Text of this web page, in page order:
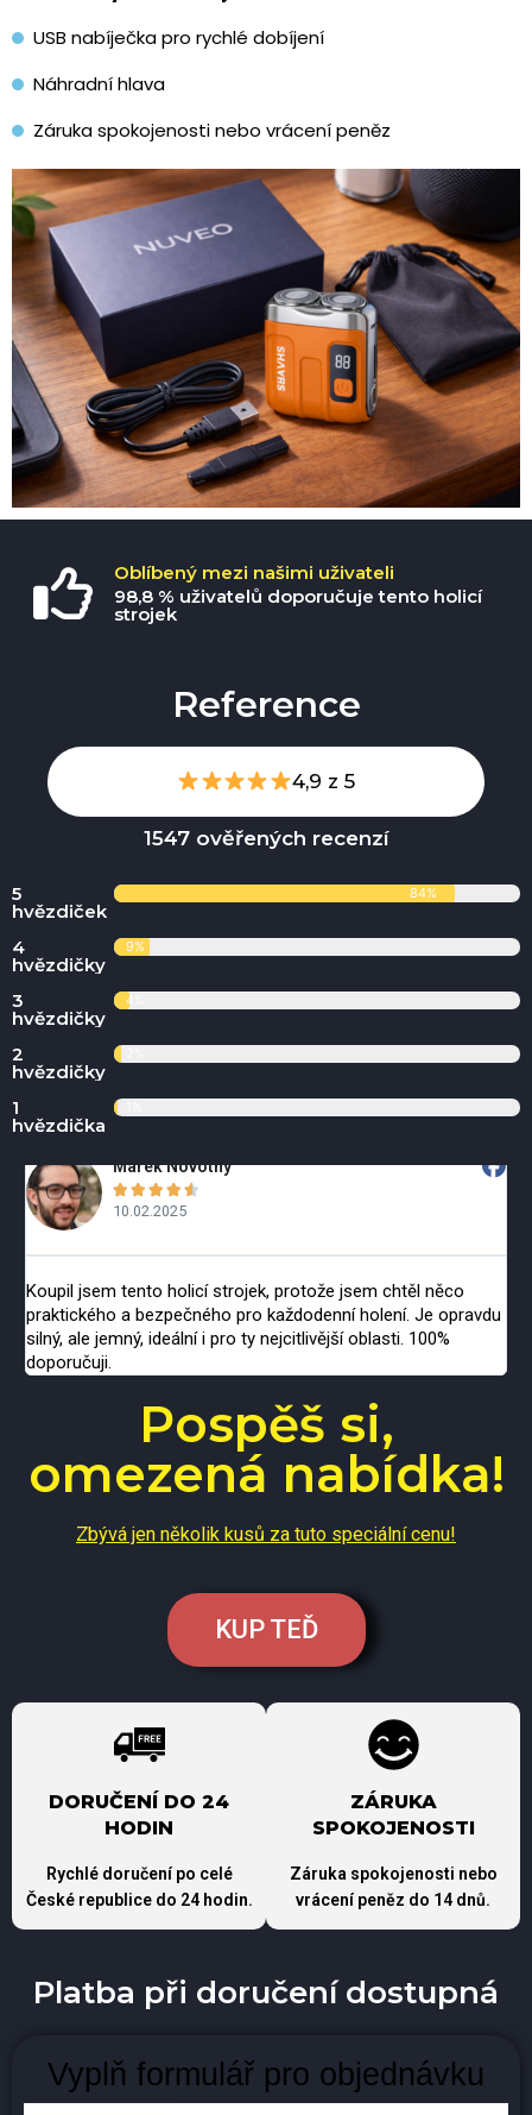
USB nabíječka pro rychlé dobíjení
Náhradní hlava
Záruka spokojenosti nebo vrácení peněz
Oblíbený mezi našimi uživateli
98,8 % uživatelů doporučuje tento holicí
strojek
Reference
4,9 z 5
1547 ověřených recenzí
5
hvězdiček
84%
4
hvězdičky
9%
3
hvězdičky
4%
2
hvězdičky
1
hvězdička
Novotný
 
holicí strojek, protože jsem chtěl něco
pro každodenní holení. Je opravdu
i pro ty nejcitlivější oblasti. 100%
Marek
Nejsem moc
snadný na
rovnoměrné.
Pospěš si,
omezená nabídka!
Zbývá jen několik kusů za tuto speciální cenu!
KUP TEĎ
DORUČENÍ DO 24
HODIN
Rychlé doručení po celé
České republice do 24 hodin.
ZÁRUKA
SPOKOJENOSTI
Záruka spokojenosti nebo
vrácení peněz do 14 dnů.
Platba při doručení dostupná
Vyplň formulář pro objednávku